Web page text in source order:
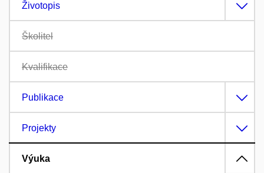
Životopis
Školitel
Kvalifikace
Publikace
Projekty
Výuka